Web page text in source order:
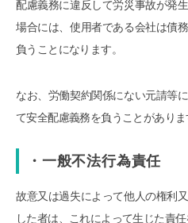
配慮義務に違反して労災事故が発
場合には、使用者である会社は債
負うことになります。
なお、労働契約関係にない元請等
て安全配慮義務を負うことがありま
・一般不法行為責任
故意又は過失によって他人の権利
した者は、これによって生じた責